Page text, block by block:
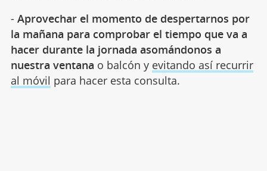
- Aprovechar el momento de despertarnos por
la mañana para comprobar el tiempo que va a
hacer durante la jornada asomándonos a
nuestra ventana o balcón y evitando así recurrir
al móvil para hacer esta consulta.